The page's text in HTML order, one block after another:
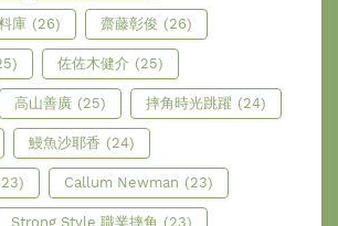
庫 (26) 齋藤彰俊 (26)
佐佐木健介 (25)
高山善廣 (25) 摔角時光跳躍 (24)
鰻魚沙耶香 (24)
Callum Newman (23)
Strong Style 職業摔角 (23)